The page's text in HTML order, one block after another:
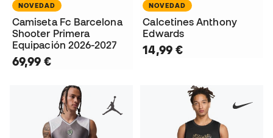
NOVEDAD
Camiseta Fc Barcelona
Shooter Primera
Equipación 2026-2027
69,99 €
NOVEDAD
Calcetines Anthony
Edwards
14,99 €